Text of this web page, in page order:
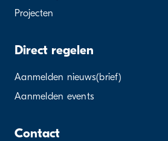
Projecten
Direct regelen
Aanmelden nieuws(brief)
Aanmelden events
Contact